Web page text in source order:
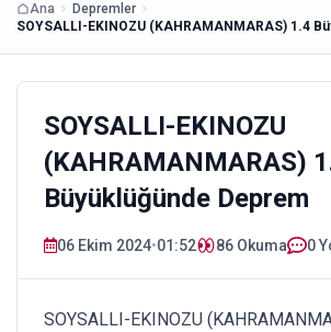
Ana
Depremler
SOYSALLI-EKINOZU
(KAHRAMANMARAS)
Büyüklüğünde Deprem
06 Ekim 2024•01:52 86 Okuma 0
SOYSALLI-EKINOZU